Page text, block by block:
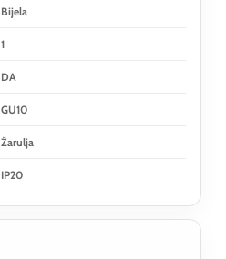
Bijela
1
DA
GU10
Žarulja
IP20